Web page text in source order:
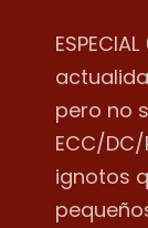
pero no
ECC/
ignotos